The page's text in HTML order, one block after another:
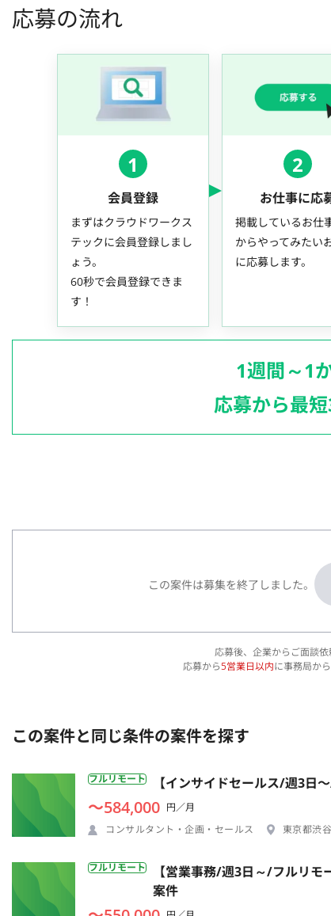
応募の流れ
1
会員登録
まずはクラウドワークス
テックに会員登録しまし
ょう。
60秒で会員登録できま
す！
2
お仕事に応
掲載しているお仕
からやってみたい
に応募します。
1週間～1
応募から最
この案件は募集を終了しました。
応募後、企業からご面談依
応募から5営業日以内に事務局か
この案件と同じ条件の案件を探す
フルリモート 【インサイドセールス/週3日
〜584,000 円／月
コンサルタント・企画・セールス
東京都渋
フルリモート
【営業事務/週3日～/フルリ
案件